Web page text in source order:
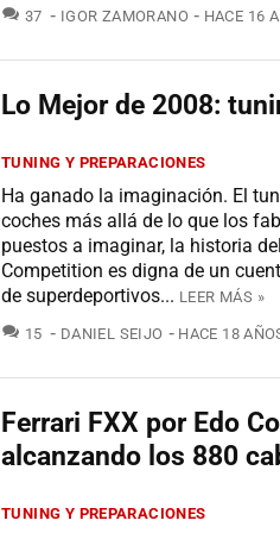
37 COMENTARIOS
IGOR ZAMORANO HACE 16
Lo Mejor de 2008:
TUNING Y PREPARACIONES
Ha ganado la imaginación. El
coches más allá de lo que los
puestos a imaginar, la historia
Competition es digna de un
de superdeportivos... LEER MÁS »
15 COMENTARIOS
DANIEL SEIJO HACE 18
Ferrari FXX por Edo
alcanzando los 880
TUNING Y PREPARACIONES